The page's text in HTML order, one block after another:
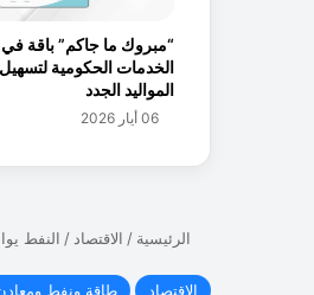
ؤ
ي
ة
ك
و
م
“مبروك ما جاكم” باقة في
الخدمات الحكومية
المواليد الجدد
06 أيار 2026